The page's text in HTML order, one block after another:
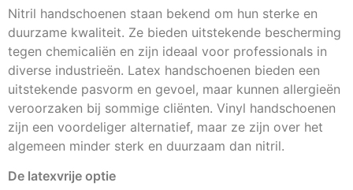
Nitril handschoenen staan bekend om hun sterke en
duurzame kwaliteit. Ze bieden uitstekende bescherming
tegen chemicaliën en zijn ideaal voor professionals in
diverse industrieën. Latex handschoenen bieden een
uitstekende pasvorm en gevoel, maar kunnen allergieën
veroorzaken bij sommige cliënten. Vinyl handschoenen
zijn een voordeliger alternatief, maar ze zijn over het
algemeen minder sterk en duurzaam dan nitril.
De latexvrije optie